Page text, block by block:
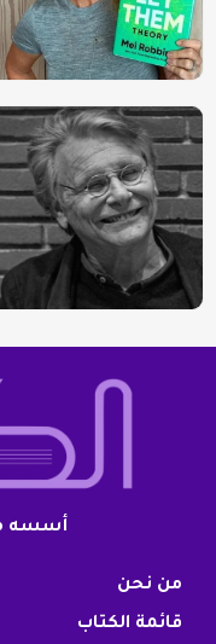
أسسه
من نحن
قائمة الكتاب